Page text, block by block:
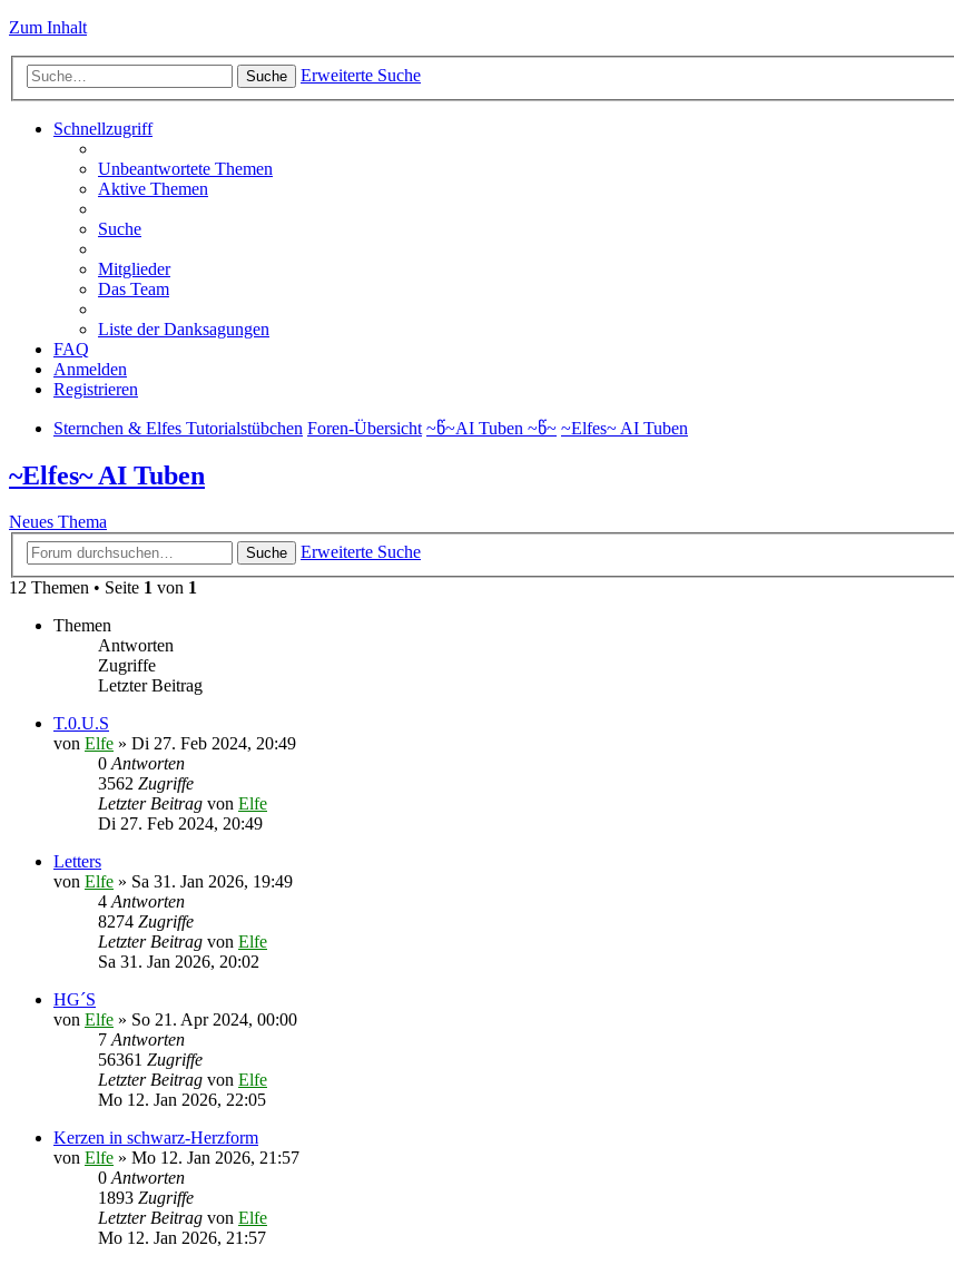
Zum Inhalt
Suche Erweiterte Suche
Schnellzugriff
Unbeantwortete Themen
Aktive Themen
Suche
Mitglieder
Das Team
Liste der Danksagungen
FAQ
Anmelden
Registrieren
Sternchen & Elfes Tutorialstübchen Foren-Übersicht ~წ~AI Tuben ~წ~ ~Elfes~ AI Tuben
~Elfes~ AI Tuben
Neues Thema
Suche
Erweiterte Suche
12 Themen • Seite 1 von 1
Themen
Antworten
Zugriffe
Letzter Beitrag
T.0.U.S
von Elfe » Di 27. Feb 2024, 20:49
0 Antworten
3562 Zugriffe
Letzter Beitrag von Elfe
Di 27. Feb 2024, 20:49
Letters
von Elfe » Sa 31. Jan 2026, 19:49
4 Antworten
8274 Zugriffe
Letzter Beitrag von Elfe
Sa 31. Jan 2026, 20:02
HG´S
von Elfe » So 21. Apr 2024, 00:00
7 Antworten
56361 Zugriffe
Letzter Beitrag von Elfe
Mo 12. Jan 2026, 22:05
Kerzen in schwarz-Herzform
von Elfe » Mo 12. Jan 2026, 21:57
0 Antworten
1893 Zugriffe
Letzter Beitrag von Elfe
Mo 12. Jan 2026, 21:57